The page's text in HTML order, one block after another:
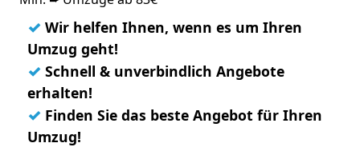
✓ Wir helfen Ihnen, wenn es um Ihren
Umzug geht!
✓ Schnell & unverbindlich Angebote
erhalten!
✓ Finden Sie das beste Angebot für Ihren
Umzug!